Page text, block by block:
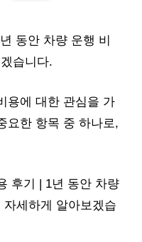
동안 차량 운행 비
습니다.
용에 대한 관심을 가
요한 항목 중 하나로,
후기 | 1년 동안 차량
세하게 알아보겠습